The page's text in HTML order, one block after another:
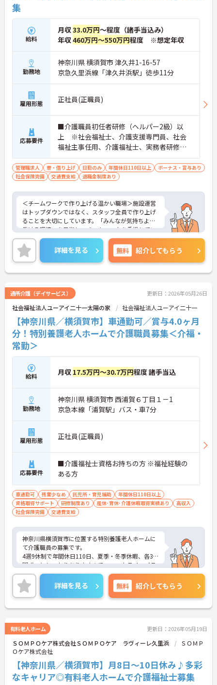
集
給料
月収33.0万円～程度（諸手当込み）
年収460万円～550万円程度 ※想定年収
勤務地
神奈川県 横須賀市 津久井1-16-57
京急久里浜線「津久井浜駅」徒歩11分
雇用形態 正社員(正職員)
応募要件
■介護職員初任者研修（ヘルパー2級）以
上 ※社会福祉士、介護支援専門員、社会
福祉主事任用、介護福祉士、実務者研修歓
迎 ■管理職、生活相談員、サービス提供責
任者、またはそれらに類する職種での業務
経験をお持ちの方 ■普通自動車免許（AT
管理職求人 寮・借り上げ 日勤のみ 年間休日110日以上
ボーナス・賞与あり
社会保険完備
交通費支給 退職金制度あり
＜チームワークで作り上げる温かい職場＞施設運営
はトップダウンではなく、スタッフ全員で作り上げ
ることを大切にしています。「みんなが気持ちよく
働ける環境」を目指し、チームワークを重視してい
るのが特徴です。裁量が大きく任される部分も多い
ため、アイデアや気配りがダイレクトに施設の雰囲
気を良くし、スタッフの笑顔につながるやりがいを
感じられます。
＜学びを応援！充実の研修と資格手当＞「管理職専
専門研修など、成長を支えるプログラムが豊富で
す。また、資格取得への評価も手厚く、スキルアッ
プが収入アップにもつながります。
＜プライベートも大切にできる柔軟な働き方＞年間
休日は110日以上あり、1時間単位で取得できる有給
休暇や、最大40日まで積み立てられる積立有給休暇
など、休みを取りやすい制度が整っています。
詳細を見る 無料 紹介してもらう
通所介護（デイサービス） 更新日：2026年05月26日
社会福祉法人ユーアイ二十一太陽の家 社会福祉法人ユーアイ二十一
【神奈川県／横須賀市】車通勤可／賞与4.0ヶ月
分！特別養護老人ホームで介護職員募集＜介福・
常勤＞
給料 月収 17.5万円～30.7万円程度 諸手当込
勤務地
神奈川県 横須賀市 西浦賀６丁目１－1
京急本線「浦賀駅」バス・車7分
雇用形態 正社員(正職員)
応募要件
■介護福祉士資格お持ちの方 ※福祉経験の
ある方
車通勤可 残業少なめ 託児所・育児補助
年間休日110日以上
資格取得サポート
研修制度あり 産休･育休･介護休暇取得実績あり
高収入
社会保険完備
交通費支給
神奈川県横須賀市に位置する特別養護老人ホームに
て介護職員の募集です。
4週9休制で年間休日110日、夏季・冬季休暇、各3日
間ずつとしっかりありますので、ワークライフバラ
ンスを大事にする方にもおすすめです！
ご興味のある方には、面接対策ポイントなど、さら
に詳細をお話しいたしますので、お気軽にご相談く
ださい。
詳細を見る 無料 紹介してもらう
有料老人ホーム 更新日：2026年05月19日
ＳＯＭＰＯケア株式会社ＳＯＭＰＯケア ラヴィーレ久里浜
ＳＯＭＰ
Ｏケア株式会社
【神奈川県／横須賀市】月8日～10日休み♪多彩
なキャリア◎有料老人ホームで介護福祉士募集